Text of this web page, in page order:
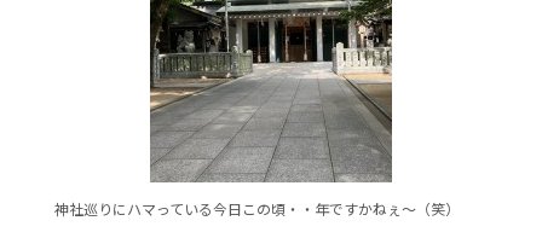
神社巡りにハマっている今日この頃・・年ですかねぇ～（笑）